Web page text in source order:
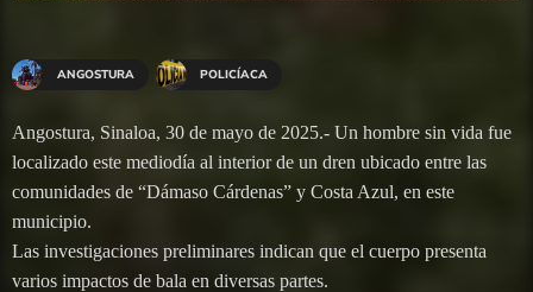
ANGOSTURA POLICÍACA
Angostura, Sinaloa, 30 de mayo de 2025.- Un hombre sin vida fue
localizado este mediodía al interior de un dren ubicado entre las
comunidades de “Dámaso Cárdenas” y Costa Azul, en este
municipio.
Las investigaciones preliminares indican que el cuerpo presenta
varios impactos de bala en diversas partes.